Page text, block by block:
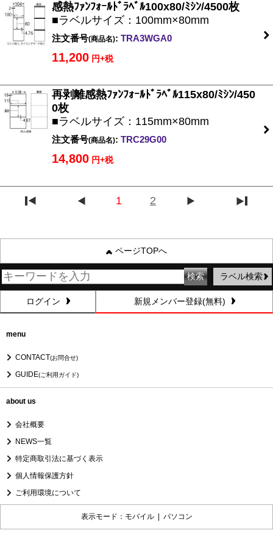
感熱ﾌｧﾝﾌｫｰﾙﾄﾞﾗﾍﾞﾙ100x80/ﾐｼﾝ/4500枚
■ラベルサイズ：100mm×80mm
注文番号(商品名): TRA3WGA0
11,200 円+税
再剥離感熱ﾌｧﾝﾌｫｰﾙﾄﾞﾗﾍﾞﾙ115x80/ﾐｼﾝ/450
0枚
■ラベルサイズ：115mm×80mm
注文番号(商品名): TRC29G00
14,800 円+税
1 2
ページTOPへ
ラベル検索
ログイン 新規メンバー登録(無料)
menu
CONTACT(お問合せ)
GUIDE(ご利用ガイド)
about us
会社概要
NEWS一覧
特定商取引法に基づく表示
個人情報保護方針
ご利用環境について
表示モード：モバイル | パソコン